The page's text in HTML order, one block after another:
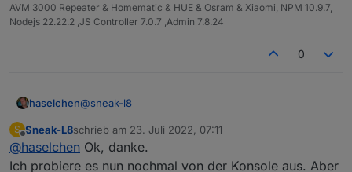
AVM 3000 Repeater & Homematic & HUE & Osram & Xiaomi, NPM 10.9.7,
Nodejs 22.22.2 ,JS Controller 7.0.7 ,Admin 7.8.24
0
haselchen@sneak-l8
Wenn er gelöscht wäre würdest du kein Upgrade
machen.
Sieht man auch an der Version 0.0.0
S
Offline
Sneak-L8schrieb am 23. Juli 2022, 07:11
zuletzt editiert von
@haselchen Ok, danke.
Ich probiere es nun nochmal von der Konsole aus. Aber